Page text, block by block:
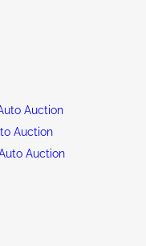
Auction
Auction
Auction